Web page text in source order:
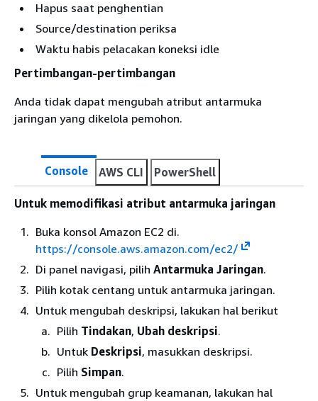
Hapus saat penghentian
Source/destination periksa
Waktu habis pelacakan koneksi idle
Pertimbangan-pertimbangan
Anda tidak dapat mengubah atribut antarmuka
jaringan yang dikelola pemohon.
Console AWS CLI PowerShell
Untuk memodifikasi atribut antarmuka jaringan
Buka konsol Amazon EC2 di.
https://console.aws.amazon.com/ec2/
Di panel navigasi, pilih Antarmuka Jaringan.
Pilih kotak centang untuk antarmuka jaringan.
Untuk mengubah deskripsi, lakukan hal berikut
Pilih Tindakan, Ubah deskripsi.
Untuk Deskripsi, masukkan deskripsi.
Pilih Simpan.
Untuk mengubah grup keamanan, lakukan hal